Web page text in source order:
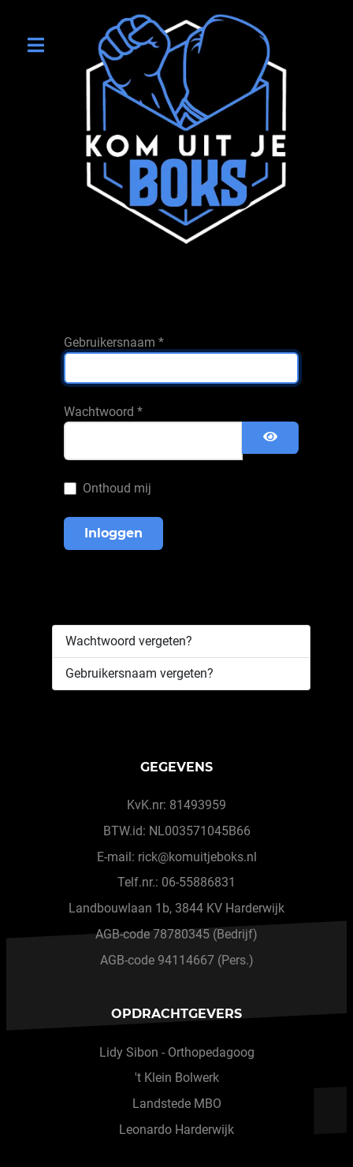
Gebruikersnaam *
Wachtwoord *
Onthoud mij
Inloggen
Wachtwoord vergeten?
Gebruikersnaam vergeten?
GEGEVENS
KvK.nr: 81493959
BTW.id: NL003571045B66
E-mail: rick@komuitjeboks.nl
Telf.nr.: 06-55886831
Landbouwlaan 1b, 3844 KV Harderwijk
AGB-code 78780345 (Bedrijf)
AGB-code 94114667 (Pers.)
OPDRACHTGEVERS
Lidy Sibon - Orthopedagoog
't Klein Bolwerk
Landstede MBO
Leonardo Harderwijk